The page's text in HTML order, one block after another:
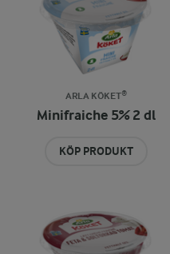
ARLA KÖKET®
Minifraiche 5% 2 dl
KÖP PRODUKT